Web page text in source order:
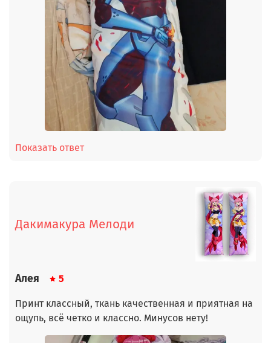
Показать ответ
Дакимакура Мелоди
Алея 5
Принт классный, ткань качественная и приятная на
ощупь, всё четко и классно. Минусов нету!